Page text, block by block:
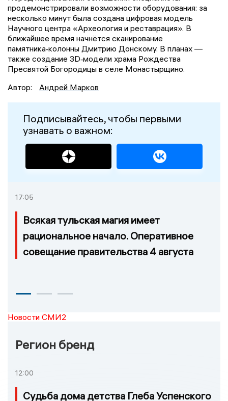
продемонстрировали возможности оборудования: за
несколько минут была создана цифровая модель
Научного центра «Археология и реставрация». В
ближайшее время начнётся сканирование
памятника‑колонны Дмитрию Донскому. В планах —
также создание 3D‑модели храма Рождества
Пресвятой Богородицы в селе Монастырщино.
Автор:
Андрей Марков
Подписывайтесь, чтобы первыми
узнавать о важном:
17:05
Всякая тульская магия имеет
рациональное начало. Оперативное
совещание правительства 4 августа
Новости СМИ2
Регион бренд
12:00
Судьба дома детства Глеба Успенского